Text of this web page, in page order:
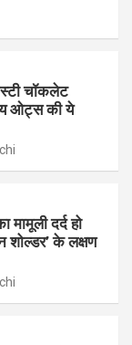
चॉकलेट
ओट्स की ये
दर्द हो
शोल्डर’ के लक्षण